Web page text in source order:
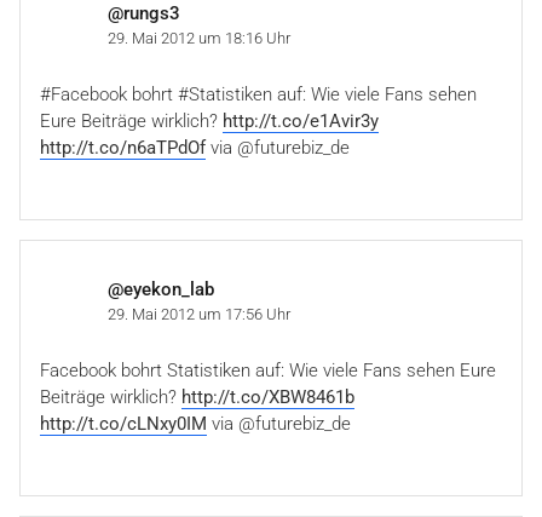
@rungs3
29. Mai 2012 um 18:16 Uhr
#Facebook bohrt #Statistiken auf: Wie viele Fans sehen
Eure Beiträge wirklich? http://t.co/e1Avir3y
http://t.co/n6aTPdOfvia @futurebiz_de
@eyekon_lab
29. Mai 2012 um 17:56 Uhr
Facebook bohrt Statistiken auf: Wie viele Fans sehen Eure
Beiträge wirklich? http://t.co/XBW8461b
http://t.co/cLNxy0IM via @futurebiz_de